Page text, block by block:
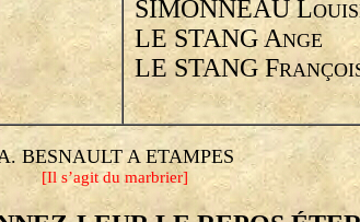
SIMONNEAU L
LE STANG ANGE
LE STANG F
BESNAULT A ETAMPES
[Il s’agit du marbrier]